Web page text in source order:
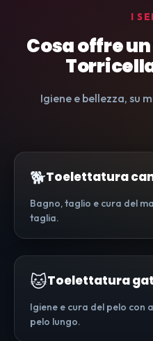
I
Cosa offre
Igiene e bellezza, su
🐕Toelettatura
Bagno, taglio e cura del
taglia.
🐱Toelettatura
Igiene e cura del pelo con
pelo lungo.